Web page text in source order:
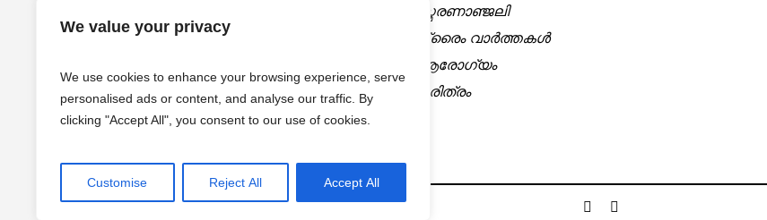
We value your privacy
We use cookies to enhance your browsing experience, serve
personalised ads or content, and analyse our traffic. By
clicking "Accept All", you consent to our use of cookies.
Customise Reject All Accept All
സ്മരണാഞ്ജലി
ക്രൈം വാർത്തകൾ
ആരോഗ്യം
ചരിത്രം